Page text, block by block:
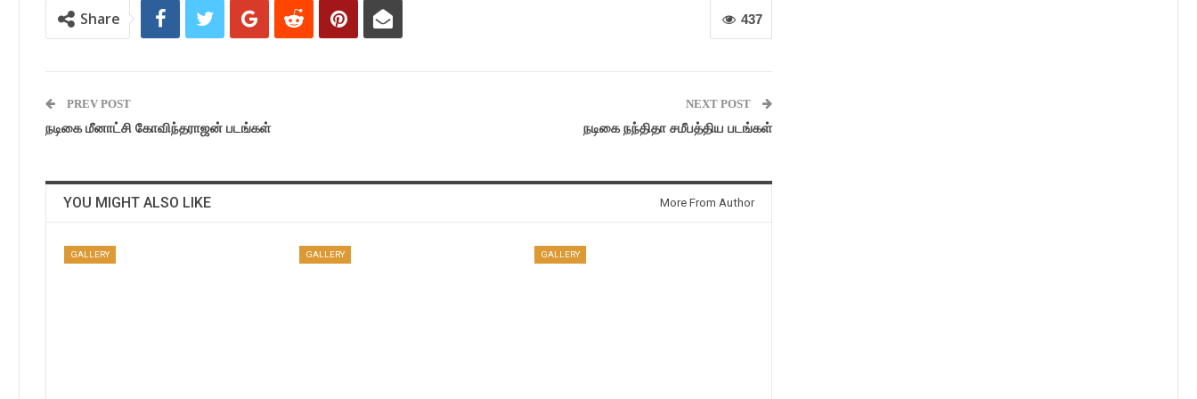
437
Share
PREV POST
நடிகை மீனாட்சி கோவிந்தராஜன் படங்கள்
NEXT POST
நடிகை நந்திதா சமீபத்திய படங்கள்
YOU MIGHT ALSO LIKE More From Author
GALLERY GALLERY GALLERY